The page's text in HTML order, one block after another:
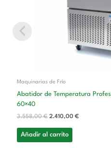
Maquinarias de Frío
Abatidor de Temperatura
60×40
3.558,00€ 2.410,00 €
Añadir al carrito